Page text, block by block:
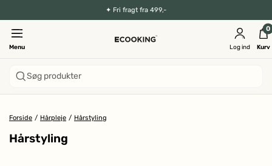
✦ Fri fragt fra 499,-
Menu Log ind
0
Kurv
Søg produkter
Forside / Hårpleje / Hårstyling
Hårstyling